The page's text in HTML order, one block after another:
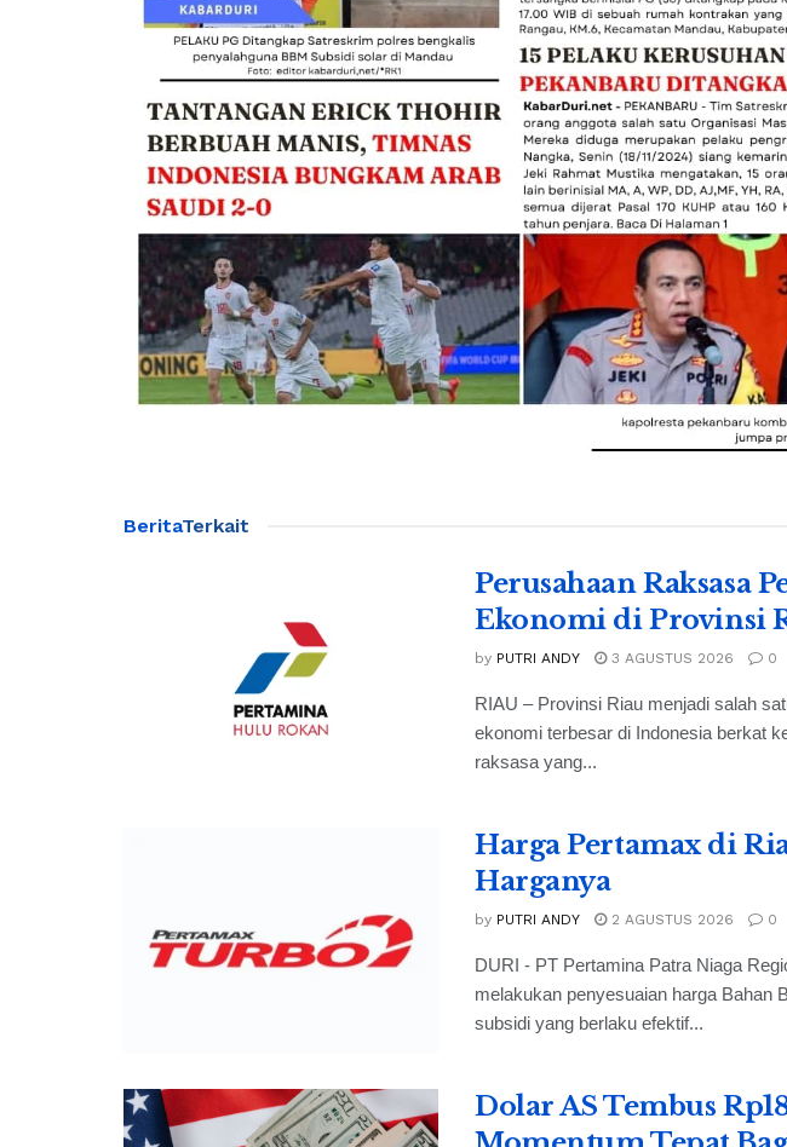
BeritaTerkait
Perusahaan Raksasa
Ekonomi di Provinsi
by PUTRI ANDY 3 AGUSTUS 2026 0
RIAU – Provinsi Riau menjadi salah
ekonomi terbesar di Indonesia berkat
raksasa yang...
Harga Pertamax di
Harganya
by PUTRI ANDY 2 AGUSTUS 2026 0
DURI - PT Pertamina Patra Niaga
melakukan penyesuaian harga Bahan
subsidi yang berlaku efektif...
Dolar AS Tembus